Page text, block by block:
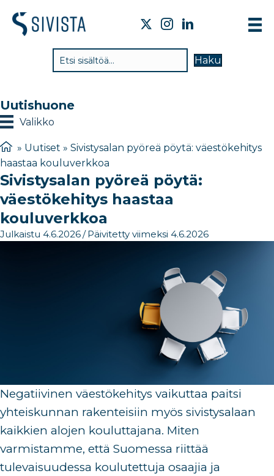
Haku
Uutishuone
Valikko
» Uutiset » Sivistysalan pyöreä pöytä: väestökehitys
haastaa kouluverkkoa
Sivistysalan pyöreä pöytä:
väestökehitys haastaa
kouluverkkoa
Julkaistu 4.6.2026/ Päivitetty viimeksi 4.6.2026
Negatiivinen väestökehitys vaikuttaa paitsi
yhteiskunnan rakenteisiin myös sivistysalaan
kaikkien alojen kouluttajana. Miten
varmistamme, että Suomessa riittää
tulevaisuudessa koulutettuja osaajia ja